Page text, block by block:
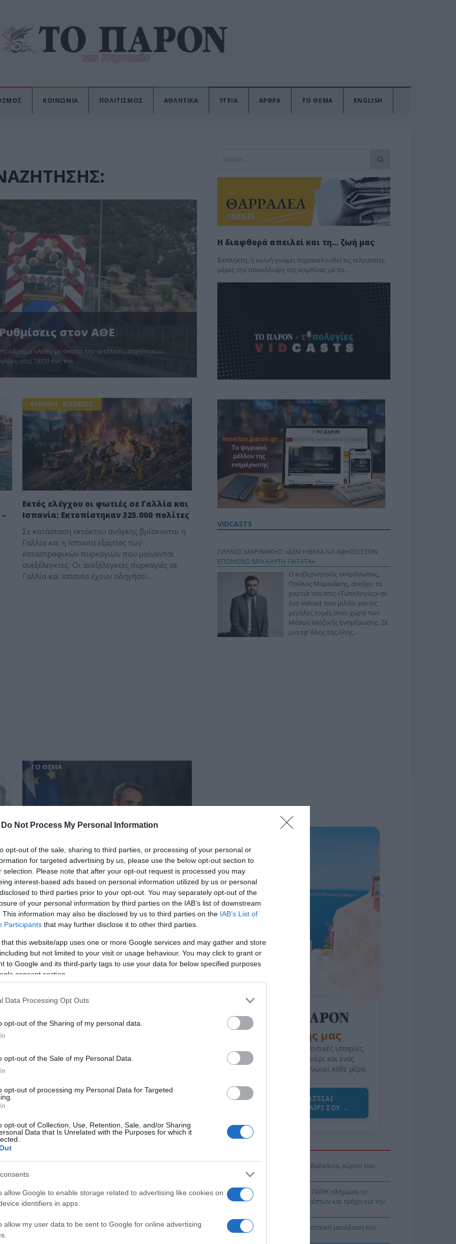
Do Not Process My Personal Information
opt-out of the sale, sharing to third parties, or processing of your personal or
for targeted advertising by us, please use the below opt-out section to
selection. Please note that after your opt-out request is processed you may
interest-based ads based on personal information utilized by us or personal
to third parties prior to your opt-out. You may separately opt-out of the
of your personal information by third parties on the IAB’s list of downstream
This information may also be disclosed by us to third parties on the IAB’s List of
Participants that may further disclose it to other third parties.
that this website/app uses one or more Google services and may gather and store
but not limited to your visit or usage behaviour. You may click to grant or
to Google and its third-party tags to use your data for below specified purposes
consent section.
Data Processing Opt Outs
opt-out of the Sharing of my personal data.
opt-out of the Sale of my Personal Data.
opt-out of processing my Personal Data for Targeted
opt-out of Collection, Use, Retention, Sale, and/or Sharing
Data that Is Unrelated with the Purposes for which it
allow Google to enable storage related to advertising like cookies on
identifiers in apps.
allow my user data to be sent to Google for online advertising
ΚΟΙΝΩΝΙΑ ΠΟΛΙΤΙΣΜΟΣ ΑΘΛΗΤΙΚΑ ΥΓΕΙΑ ΑΡΘΡΑ ΤΟ ΘΕΜΑ ENGLISH
στον ΑΘΕ
«ΑΘΕ» με σκοπό την εκτέλεση ασφαλτικών
στις 18:00 έως και…
ΕΥΡΩΠΗ - ΚΟΣΜΟΣ
Εκτός ελέγχου οι φωτιές σε Γαλλία και
Ισπανία: Εκτοπίστηκαν 325.000 πολίτες
Σε κατάσταση εκτάκτου ανάγκης βρίσκονται η
Γαλλία και η Ισπανία εξαιτίας των
καταστροφικών πυρκαγιών που μαίνονται
ανεξέλεγκτες. Οι ανεξέλεγκτες πυρκαγιές σε
Γαλλία και Ισπανία έχουν οδηγήσει…
ΤΟ ΘΕΜΑ
Οι επτά πληγές του Μητσοτάκη
Στο Μέγαρο Μαξίμου ζουν τον μύθο της τρίτης
τετραετίας, αλλά, ως γνωστόν, πίσω από κάθε
μύθο κρύβεται ένας δράκος. Στην προκειμένη
ανοιξιάτικες,…
Η διαφθορά απειλεί και τη… ζωή μας
Έκπληκτη, η κοινή γνώμη παρακολουθεί τις τελευταίες
μέρες την αποκάλυψη της κο­μπίνας με τα…
VIDCASTS
ΠΑΥΛΟΣ ΜΑΡΙΝΑΚΗΣ: «ΔΕΝ ΗΘΕΛΑ ΝΑ ΑΦΗΣΩ ΣΤΟΝ
ΕΠΟΜΕΝΟ ΜΙΑ ΚΑΥΤΗ ΠΑΤΑΤΑ»
Ο κυβερνητικός εκπρόσωπος,
Παύλος Μαρινάκης, ανοίγει τα
χαρτιά του στις «Τυπολογίες» σε
ένα vidcast που μιλάει για τις
μεγάλες τομές στον χώρο των
Μέσων Μαζικής Ενημέρωσης. Σε
μια εφ’ όλης της ύλης
της Ζωής μας
Οι άνθρωποι, οι αυθεντικές ιστορίες,
το ελληνικό καλοκαίρι και ένας
πολιτισμός που μας ενώνει κάθε μέρα.
ΌΣΑ ΧΡΕΙΆΖΕΣΑΙ
ΓΙΑ ΤΟ ΚΑΛΟΚΑΊΡΙ ΣΟΥ →
Ορθόδοξοι υπάρχουν και στα Βαλκάνια, κύριοι του
Ψυχρολουσία στην Τούμπα: Ο ΠΑΟΚ πλήρωσε το
«μπλακ άουτ» των 17 δευτερολέπτων και τρέχει για την
ΠΑΟΚ – Άντερλεχτ LIVE: Η τηλεοπτική μετάδοση του